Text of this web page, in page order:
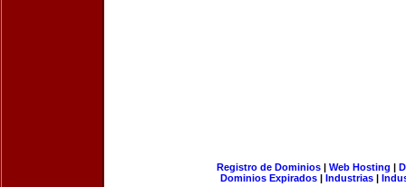
Registro de Dominios| Web Hosting |
Dominios Expirados | Industrias |